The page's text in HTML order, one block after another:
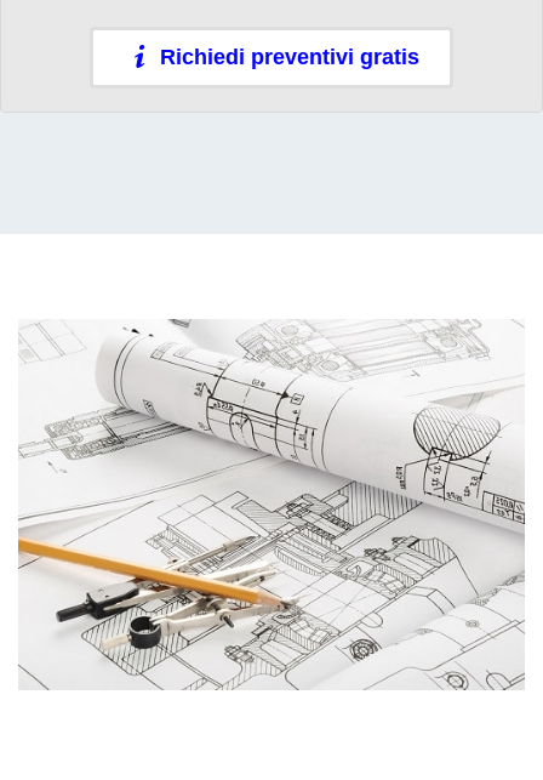
Richiedi preventivi gratis